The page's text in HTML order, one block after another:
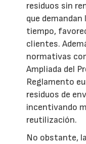
residuos sin
que
tiempo,
clientes.
normativas
Ampliada del
Reglamento
residuos de
incentivando
reutilización.
No obstante,